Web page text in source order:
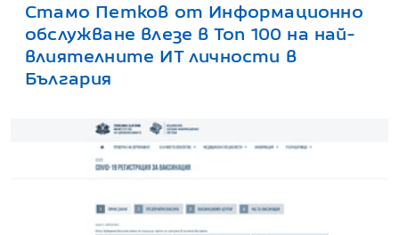
Стамо Петков от Информационно
обслужване влезе в Топ 100 на най-
влиятелните ИТ личности в
България